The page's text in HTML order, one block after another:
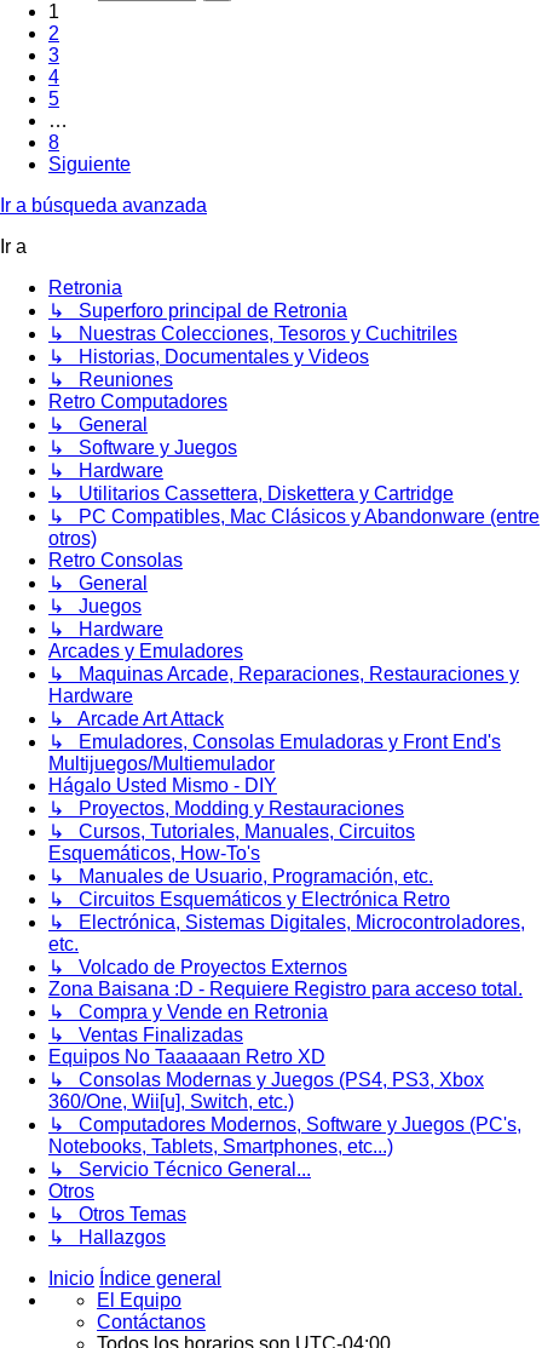
1
2
3
4
5
…
8
Siguiente
Ir a búsqueda avanzada
Ir a
Retronia
↳ Superforo principal de Retronia
↳ Nuestras Colecciones, Tesoros y Cuchitriles
↳ Historias, Documentales y Videos
↳ Reuniones
Retro Computadores
↳ General
↳ Software y Juegos
↳ Hardware
↳ Utilitarios Cassettera, Diskettera y Cartridge
↳ PC Compatibles, Mac Clásicos y Abandonware (entre
otros)
Retro Consolas
↳ General
↳ Juegos
↳ Hardware
Arcades y Emuladores
↳ Maquinas Arcade, Reparaciones, Restauraciones y
Hardware
↳ Arcade Art Attack
↳ Emuladores, Consolas Emuladoras y Front End's
Multijuegos/Multiemulador
Hágalo Usted Mismo - DIY
↳ Proyectos, Modding y Restauraciones
↳ Cursos, Tutoriales, Manuales, Circuitos
Esquemáticos, How-To's
↳ Manuales de Usuario, Programación, etc.
↳ Circuitos Esquemáticos y Electrónica Retro
↳ Electrónica, Sistemas Digitales, Microcontroladores,
etc.
↳ Volcado de Proyectos Externos
Zona Baisana :D - Requiere Registro para acceso total.
↳ Compra y Vende en Retronia
↳ Ventas Finalizadas
Equipos No Taaaaaan Retro XD
↳ Consolas Modernas y Juegos (PS4, PS3, Xbox
360/One, Wii[u], Switch, etc.)
↳ Computadores Modernos, Software y Juegos (PC's,
Notebooks, Tablets, Smartphones, etc...)
↳ Servicio Técnico General...
Otros
↳ Otros Temas
↳ Hallazgos
Inicio Índice general
El Equipo
Contáctanos